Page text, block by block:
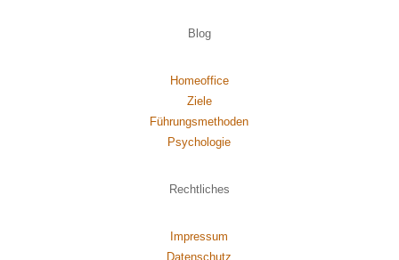
Blog
Homeoffice
Ziele
Führungsmethoden
Psychologie
Rechtliches
Impressum
Datenschutz